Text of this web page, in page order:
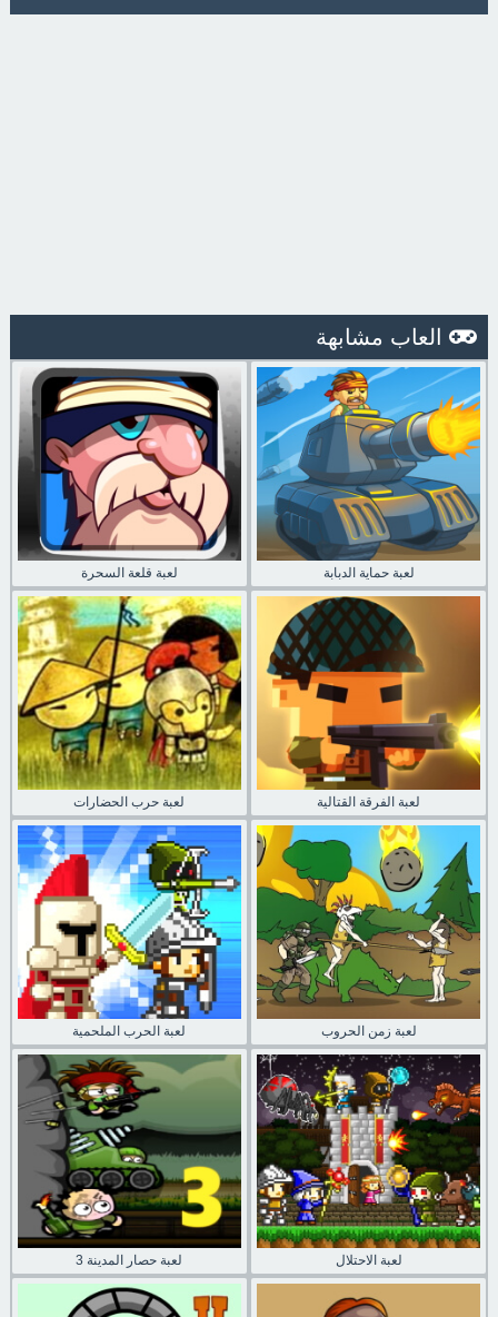
العاب مشابهة
لعبة قلعة السحرة لعبة حماية الدبابة
لعبة حرب الحضارات لعبة الفرقة القتالية
لعبة الحرب الملحمية لعبة زمن الحروب
لعبة حصار المدينة 3 لعبة الاحتلال